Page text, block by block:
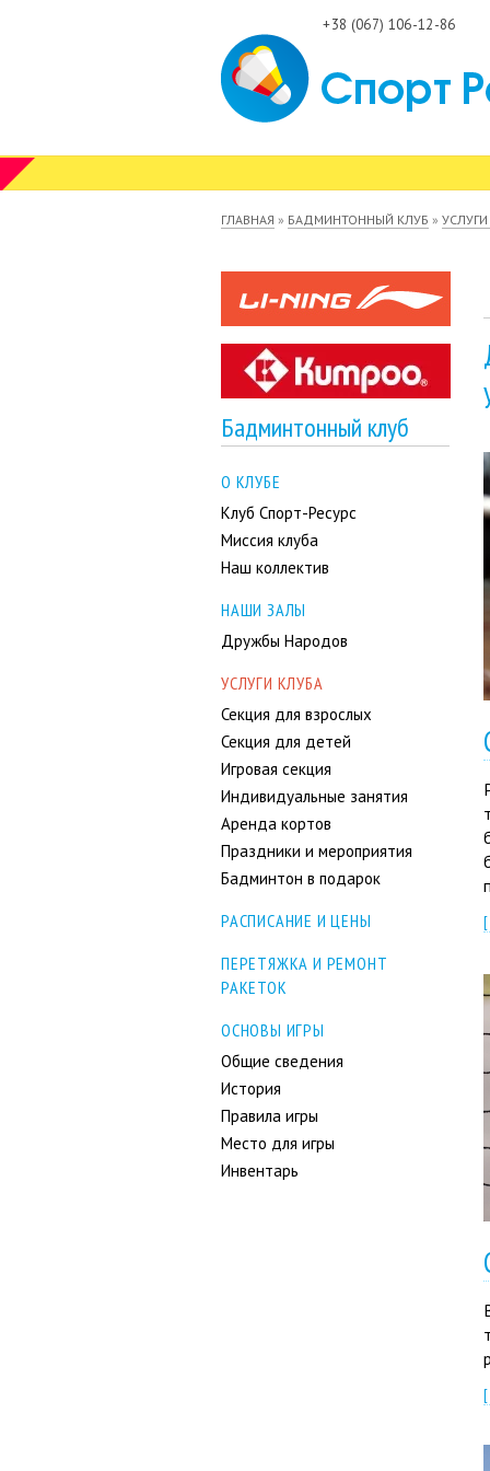
+38 (067) 106-12-86
ГЛАВНАЯ » БАДМИНТОННЫЙ КЛУБ »
Бадминтонный клуб
О КЛУБЕ
Клуб Спорт-Ресурс
Миссия клуба
Наш коллектив
НАШИ ЗАЛЫ
Дружбы Народов
УСЛУГИ КЛУБА
Секция для взрослых
Секция для детей
Игровая секция
Индивидуальные занятия
Аренда кортов
Праздники и мероприятия
Бадминтон в подарок
РАСПИСАНИЕ И ЦЕНЫ
ПЕРЕТЯЖКА И РЕМОНТ
РАКЕТОК
ОСНОВЫ ИГРЫ
Общие сведения
История
Правила игры
Место для игры
Инвентарь
[
[